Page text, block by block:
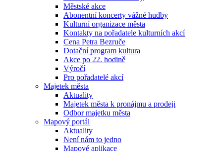
Městské akce
Abonentní koncerty vážné hudby
Kulturní organizace města
Kontakty na pořadatele kulturních akcí
Cena Petra Bezruče
Dotační program kultura
Akce po 22. hodině
Výročí
Pro pořadatelé akcí
Majetek města
Aktuality
Majetek města k pronájmu a prodeji
Odbor majetku města
Mapový portál
Aktuality
Není nám to jedno
Mapové aplikace